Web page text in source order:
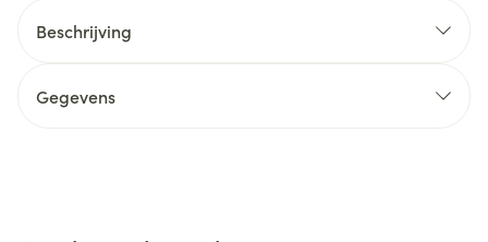
Beschrijving
Gegevens